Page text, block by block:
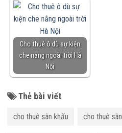
Cho thuê ô dù sự kiện
che nắng ngoài trời Hà
Nội
Thẻ bài viết
cho thuê sân khấu cho thuê